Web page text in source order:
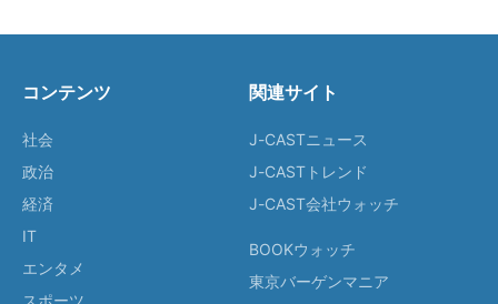
コンテンツ
社会
政治
経済
IT
エンタメ
スポーツ
関連サイト
J-CASTニュース
J-CASTトレンド
J-CAST会社ウォッチ
BOOKウォッチ
東京バーゲンマニア